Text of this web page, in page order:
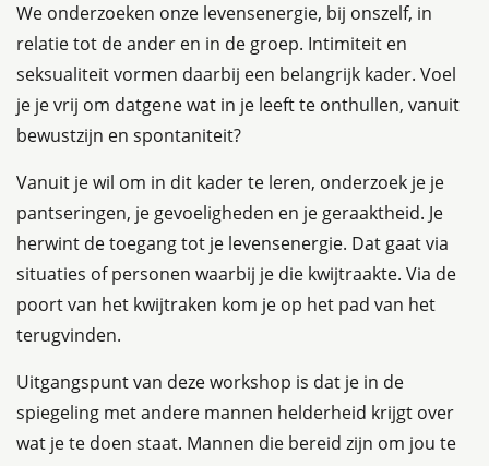
We onderzoeken onze levensenergie, bij onszelf, in
relatie tot de ander en in de groep. Intimiteit en
seksualiteit vormen daarbij een belangrijk kader. Voel
je je vrij om datgene wat in je leeft te onthullen, vanuit
bewustzijn en spontaniteit?
Vanuit je wil om in dit kader te leren, onderzoek je je
pantseringen, je gevoeligheden en je geraaktheid. Je
herwint de toegang tot je levensenergie. Dat gaat via
situaties of personen waarbij je die kwijtraakte. Via de
poort van het kwijtraken kom je op het pad van het
terugvinden.
Uitgangspunt van deze workshop is dat je in de
spiegeling met andere mannen helderheid krijgt over
wat je te doen staat. Mannen die bereid zijn om jou te